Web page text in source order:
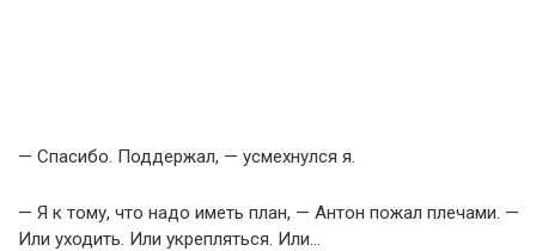
— Спасибо. Поддержал, — усмехнулся я.
— Я к тому, что надо иметь план, — Антон пожал плечами. —
Или уходить. Или укрепляться. Или…